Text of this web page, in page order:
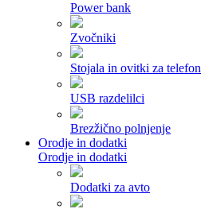
Power bank
Zvočniki
Stojala in ovitki za telefon
USB razdelilci
Brezžično polnjenje
Orodje in dodatki
Orodje in dodatki
Dodatki za avto